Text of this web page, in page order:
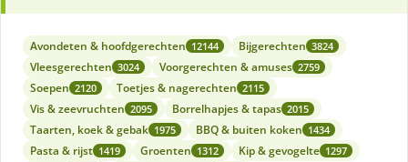
Avondeten & hoofdgerechten 12144 Bijgerechten 3824
Vleesgerechten 3024 Voorgerechten & amuses 2759
Soepen 2120 Toetjes & nagerechten 2115
Vis & zeevruchten 2095 Borrelhapjes & tapas 2015
Taarten, koek & gebak 1975 BBQ & buiten koken 1434
Pasta & rijst 1419 Groenten 1312 Kip & gevogelte 1297